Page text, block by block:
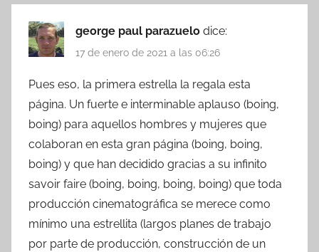
george paul parazuelo dice:
17 de enero de 2021 a las 06:26
Pues eso, la primera estrella la regala esta
página. Un fuerte e interminable aplauso (boing,
boing) para aquellos hombres y mujeres que
colaboran en esta gran página (boing, boing,
boing) y que han decidido gracias a su infinito
savoir faire (boing, boing, boing, boing) que toda
producción cinematográfica se merece como
mínimo una estrellita (largos planes de trabajo
por parte de producción, construcción de un